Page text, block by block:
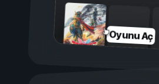
Oyunu Aç